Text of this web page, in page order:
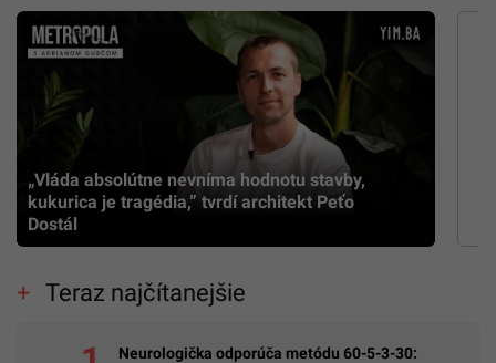
„Vláda absolútne nevníma hodnotu stavby,
kukurica je tragédia,” tvrdí architekt Peťo
Dostál
Teraz najčítanejšie
Neurologička odporúča metódu 60-5-3-30: